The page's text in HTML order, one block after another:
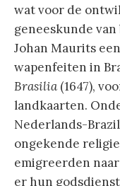
wat voor de
geneeskunde
Johan Maurits
wapenfeiten in
Brasilia (1647),
landkaarten.
Nederlands-
ongekende
emigreerden
er hun